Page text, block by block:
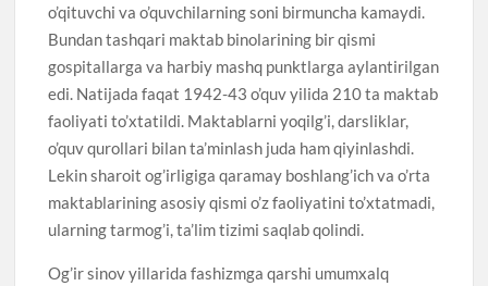
o’qituvchi va o’quvchilarning soni birmuncha kamaydi.
Bundan tashqari maktab binolarining bir qismi
gospitallarga va harbiy mashq punktlarga aylantirilgan
edi. Natijada faqat 1942-43 o’quv yilida 210 ta maktab
faoliyati to’xtatildi. Maktablarni yoqilg’i, darsliklar,
o’quv qurollari bilan ta’minlash juda ham qiyinlashdi.
Lekin sharoit og’irligiga qaramay boshlang’ich va o’rta
maktablarining asosiy qismi o’z faoliyatini to’xtatmadi,
ularning tarmog’i, ta’lim tizimi saqlab qolindi.
Og’ir sinov yillarida fashizmga qarshi umumxalq